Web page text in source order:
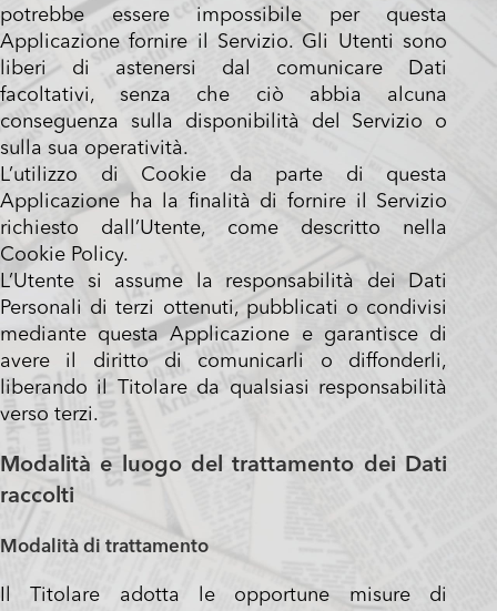
potrebbe essere impossibile per questa
Applicazione fornire il Servizio. Gli Utenti sono
liberi di astenersi dal comunicare Dati
facoltativi, senza che ciò abbia alcuna
conseguenza sulla disponibilità del Servizio o
sulla sua operatività.
L’utilizzo di Cookie da parte di questa
Applicazione ha la finalità di fornire il Servizio
richiesto dall’Utente, come descritto nella
Cookie Policy.
L’Utente si assume la responsabilità dei Dati
Personali di terzi ottenuti, pubblicati o condivisi
mediante questa Applicazione e garantisce di
avere il diritto di comunicarli o diffonderli,
liberando il Titolare da qualsiasi responsabilità
verso terzi.
Modalità e luogo del trattamento dei Dati
raccolti
Modalità di trattamento
Il Titolare adotta le opportune misure di